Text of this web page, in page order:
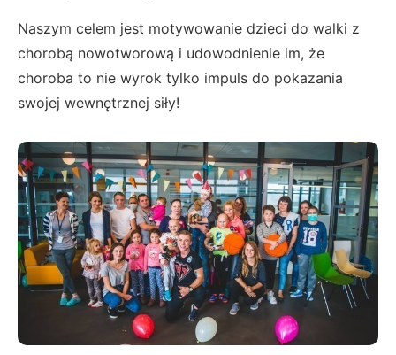
Naszym celem jest motywowanie dzieci do walki z
chorobą nowotworową i udowodnienie im, że
choroba to nie wyrok tylko impuls do pokazania
swojej wewnętrznej siły!